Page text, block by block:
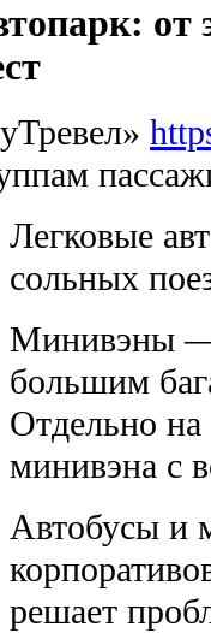
от
Легковые
сольных
Минивэны —
большим
Отдельно на
минивэна с
Автобусы и
решает